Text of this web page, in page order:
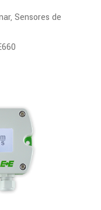
, Sensores de